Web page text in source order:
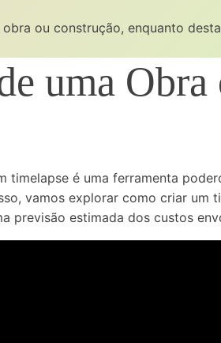
ou construção, enquanto
uma
é uma ferramenta
vamos explorar como criar um
previsão estimada dos custos